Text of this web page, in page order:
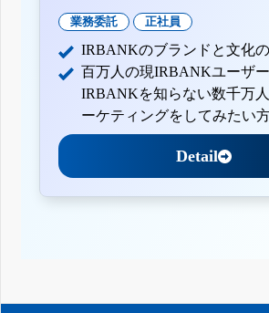
業務委託 正社員
IRBANKのブランドと文化の
百万人の現IRBANKユーザ
IRBANKを知らない数千万
ーケティングをしてみたい方
Detail